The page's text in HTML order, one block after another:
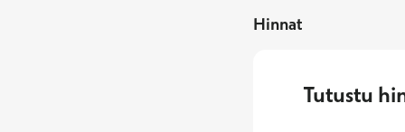
Hinnat
Tutustu